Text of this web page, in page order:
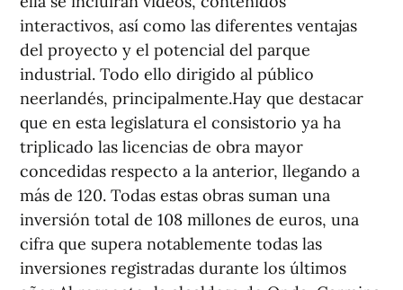
interactivos, así como las diferentes ventajas
del proyecto y el potencial del parque
industrial. Todo ello dirigido al público
neerlandés, principalmente.Hay que destacar
que en esta legislatura el consistorio ya ha
triplicado las licencias de obra mayor
concedidas respecto a la anterior, llegando a
más de 120. Todas estas obras suman una
inversión total de 108 millones de euros, una
cifra que supera notablemente todas las
inversiones registradas durante los últimos